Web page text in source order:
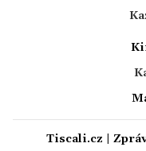
Tiscali.cz